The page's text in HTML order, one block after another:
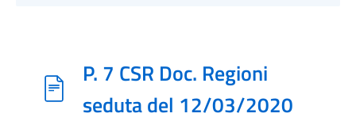
P. 7 CSR Doc. Regioni
seduta del 12/03/2020